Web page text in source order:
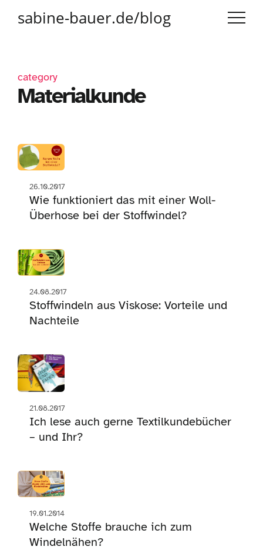
sabine-bauer.de/blog
category
Materialkunde
26.10.2017
Wie funktioniert das mit einer Woll-
Überhose bei der Stoffwindel?
24.08.2017
Stoffwindeln aus Viskose: Vorteile und
Nachteile
21.08.2017
Ich lese auch gerne Textilkundebücher
– und Ihr?
19.01.2014
Welche Stoffe brauche ich zum
Windelnähen?